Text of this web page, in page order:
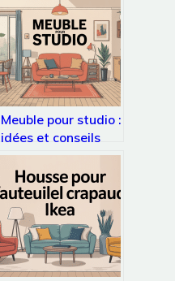
Meuble pour studio :
idées et conseils
pour optimiser
chaque m²